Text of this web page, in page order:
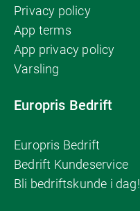
Privacy policy
App terms
App privacy policy
Varsling
Europris Bedrift
Europris Bedrift
Bedrift Kundeservice
Bli bedriftskunde i dag!